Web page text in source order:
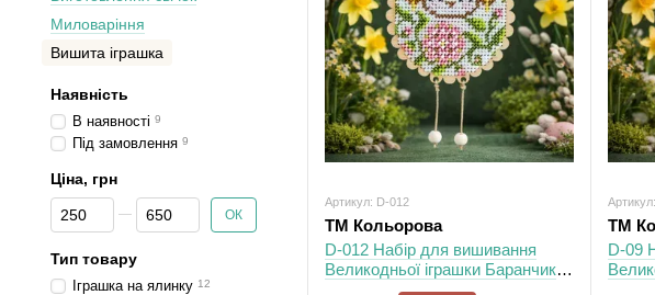
Артикул: D-012
ТМ Кольорова
D-012 Набір для вишивання
Великодньої іграшки Баранчик
ТМ
D-09
Миловаріння
Вишита іграшка
Наявність
В наявності 9
Під замовлення 9
Ціна, грн
Від Ціна, грн
До Ціна, грн ОК
Тип товару
Іграшка на ялинку 12